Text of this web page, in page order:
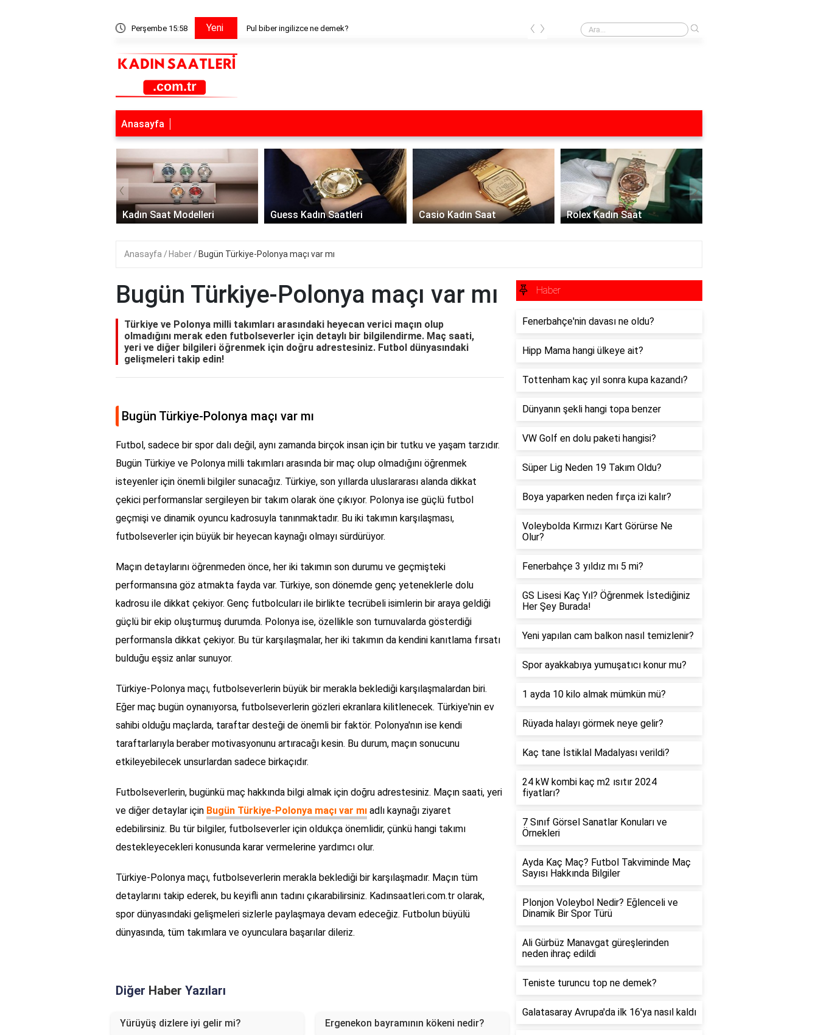
Perşembe 15:58 Yeni
Pul biber ingilizce ne demek? Pul biber ingilizce ne demek?
‹ ›
Anasayfa
Kadın Saat Modelleri Guess Kadın Saatleri Casio Kadın Saat Rolex Kadın Saat
‹ ›
Anasayfa Haber Bugün Türkiye-Polonya maçı var mı
Bugün Türkiye-Polonya maçı var mı
Türkiye ve Polonya milli takımları arasındaki heyecan verici maçın olup
olmadığını merak eden futbolseverler için detaylı bir bilgilendirme. Maç saati,
yeri ve diğer bilgileri öğrenmek için doğru adrestesiniz. Futbol dünyasındaki
gelişmeleri takip edin!
Bugün Türkiye-Polonya maçı var mı
Futbol, sadece bir spor dalı değil, aynı zamanda birçok insan için bir tutku ve yaşam tarzıdır.
Bugün Türkiye ve Polonya milli takımları arasında bir maç olup olmadığını öğrenmek
isteyenler için önemli bilgiler sunacağız. Türkiye, son yıllarda uluslararası alanda dikkat
çekici performanslar sergileyen bir takım olarak öne çıkıyor. Polonya ise güçlü futbol
geçmişi ve dinamik oyuncu kadrosuyla tanınmaktadır. Bu iki takımın karşılaşması,
futbolseverler için büyük bir heyecan kaynağı olmayı sürdürüyor.
Maçın detaylarını öğrenmeden önce, her iki takımın son durumu ve geçmişteki
performansına göz atmakta fayda var. Türkiye, son dönemde genç yeteneklerle dolu
kadrosu ile dikkat çekiyor. Genç futbolcuları ile birlikte tecrübeli isimlerin bir araya geldiği
güçlü bir ekip oluşturmuş durumda. Polonya ise, özellikle son turnuvalarda gösterdiği
performansla dikkat çekiyor. Bu tür karşılaşmalar, her iki takımın da kendini kanıtlama fırsatı
bulduğu eşsiz anlar sunuyor.
Türkiye-Polonya maçı, futbolseverlerin büyük bir merakla beklediği karşılaşmalardan biri.
Eğer maç bugün oynanıyorsa, futbolseverlerin gözleri ekranlara kilitlenecek. Türkiye'nin ev
sahibi olduğu maçlarda, taraftar desteği de önemli bir faktör. Polonya'nın ise kendi
taraftarlarıyla beraber motivasyonunu artıracağı kesin. Bu durum, maçın sonucunu
etkileyebilecek unsurlardan sadece birkaçıdır.
Futbolseverlerin, bugünkü maç hakkında bilgi almak için doğru adrestesiniz. Maçın saati, yeri
ve diğer detaylar için Bugün Türkiye-Polonya maçı var mı adlı kaynağı ziyaret
edebilirsiniz. Bu tür bilgiler, futbolseverler için oldukça önemlidir, çünkü hangi takımı
destekleyecekleri konusunda karar vermelerine yardımcı olur.
Türkiye-Polonya maçı, futbolseverlerin merakla beklediği bir karşılaşmadır. Maçın tüm
detaylarını takip ederek, bu keyifli anın tadını çıkarabilirsiniz. Kadınsaatleri.com.tr olarak,
spor dünyasındaki gelişmeleri sizlerle paylaşmaya devam edeceğiz. Futbolun büyülü
dünyasında, tüm takımlara ve oyunculara başarılar dileriz.
Diğer Haber Yazıları
Yürüyüş dizlere iyi gelir mi? Ergenekon bayramının kökeni nedir?
Haber
Fenerbahçe'nin davası ne oldu?
Hipp Mama hangi ülkeye ait?
Tottenham kaç yıl sonra kupa kazandı?
Dünyanın şekli hangi topa benzer
VW Golf en dolu paketi hangisi?
Süper Lig Neden 19 Takım Oldu?
Boya yaparken neden fırça izi kalır?
Voleybolda Kırmızı Kart Görürse Ne
Olur?
Fenerbahçe 3 yıldız mı 5 mi?
GS Lisesi Kaç Yıl? Öğrenmek İstediğiniz
Her Şey Burada!
Yeni yapılan cam balkon nasıl temizlenir?
Spor ayakkabıya yumuşatıcı konur mu?
1 ayda 10 kilo almak mümkün mü?
Rüyada halayı görmek neye gelir?
Kaç tane İstiklal Madalyası verildi?
24 kW kombi kaç m2 ısıtır 2024
fiyatları?
7 Sınıf Görsel Sanatlar Konuları ve
Örnekleri
Ayda Kaç Maç? Futbol Takviminde Maç
Sayısı Hakkında Bilgiler
Plonjon Voleybol Nedir? Eğlenceli ve
Dinamik Bir Spor Türü
Ali Gürbüz Manavgat güreşlerinden
neden ihraç edildi
Teniste turuncu top ne demek?
Galatasaray Avrupa'da ilk 16'ya nasıl kaldı